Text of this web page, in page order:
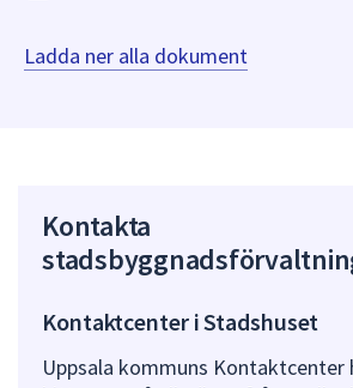
Ladda ner alla dokument
Kontakta
Kontaktcenter i Stadshuset
Uppsala kommuns